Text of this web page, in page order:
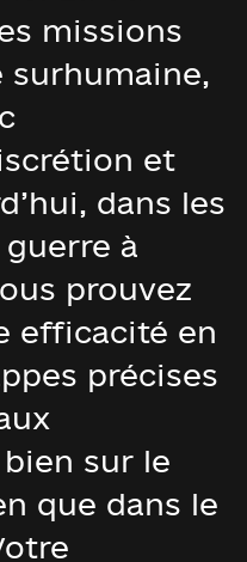
missions
surhumaine,
et
dans les
à
prouvez
efficacité en
précises
sur le
que dans le